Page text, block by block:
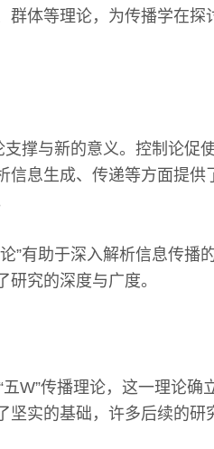
群体等理论，为传播学在
支撑与新的意义。控制论促
信息生成、传递等方面提
”有助于深入解析信息传播
究的深度与广度。
W”传播理论，这一理论
坚实的基础，许多后续的研